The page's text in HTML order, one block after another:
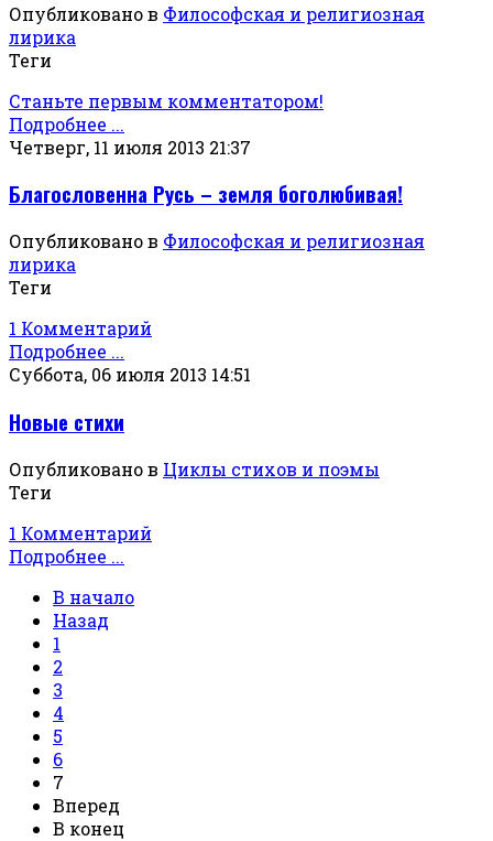
Опубликовано в Философская и религиозная
лирика
Теги
Станьте первым комментатором!
Подробнее ...
Четверг, 11 июля 2013 21:37
Благословенна Русь – земля боголюбивая!
Опубликовано в Философская и религиозная
лирика
Теги
1 Комментарий
Подробнее ...
Суббота, 06 июля 2013 14:51
Новые стихи
Опубликовано в Циклы стихов и поэмы
Теги
1 Комментарий
Подробнее ...
В начало
Назад
1
2
3
4
5
6
7
Вперед
В конец